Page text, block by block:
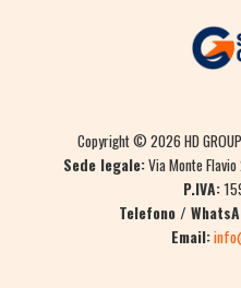
Copyright © 2026 HD
Sede legale:Via Monte
P.IVA:
Telefono /
Email: